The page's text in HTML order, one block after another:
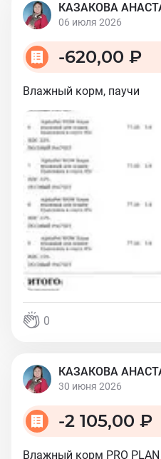
КАЗАКОВА
06 июля 2026
-620,00 ₽
Влажный корм, паучи
0
КАЗАКОВА
30 июня 2026
-2 105,00 ₽
Влажный корм PRO